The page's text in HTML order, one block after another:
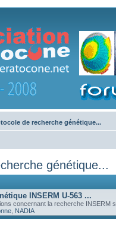
de recherche génétique...
génétique...
INSERM U-563 ...
concernant la recherche INSERM
NADIA